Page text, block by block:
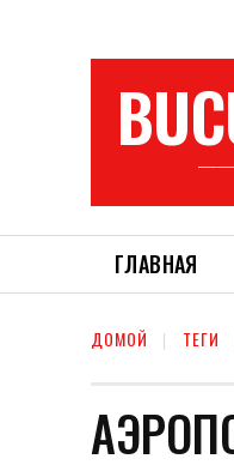
ГЛАВНАЯ
ДОМОЙ ТЕГИ